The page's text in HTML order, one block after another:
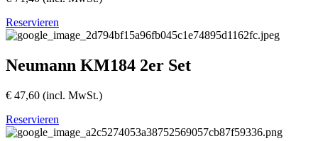
Reservieren
Neumann KM184 2er Set
€ 47,60 (incl. MwSt.)
Reservieren